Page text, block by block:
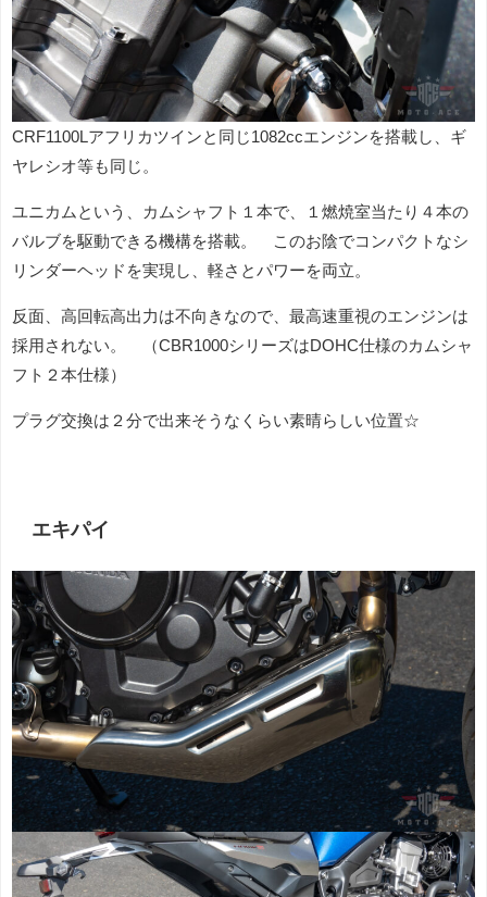
CRF1100Lアフリカツインと同じ1082ccエンジンを搭載し、ギ
ヤレシオ等も同じ。
ユニカムという、カムシャフト１本で、１燃焼室当たり４本の
バルブを駆動できる機構を搭載。 このお陰でコンパクトなシ
リンダーヘッドを実現し、軽さとパワーを両立。
反面、高回転高出力は不向きなので、最高速重視のエンジンは
採用されない。 （CBR1000シリーズはDOHC仕様のカムシャ
フト２本仕様）
プラグ交換は２分で出来そうなくらい素晴らしい位置☆
エキパイ